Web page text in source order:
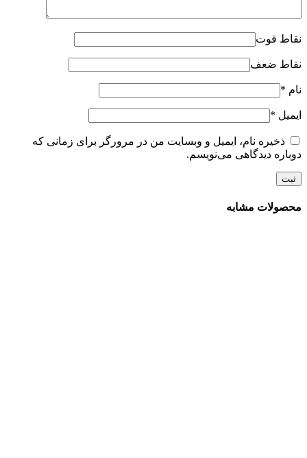
نقاط قوت
نقاط ضعف
نام *
ایمیل *
ذخیره نام، ایمیل و وبسایت من در مرورگر برای زمانی که
دوباره دیدگاهی می‌نویسم.
محصولات مشابه